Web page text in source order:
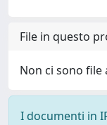
File in questo
Non ci sono
I documenti in